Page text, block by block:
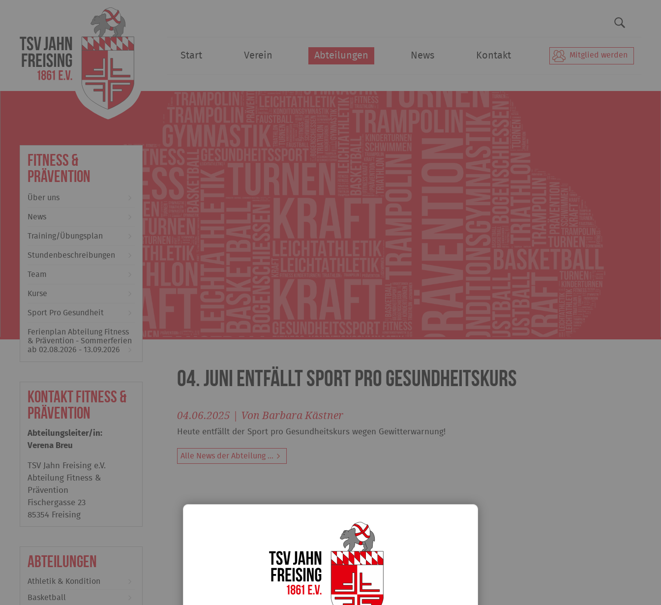
Start Verein Abteilungen News Kontakt Mitglied werden
Fitness &
Prävention
Über uns
News
Training/Übungsplan
Stundenbeschreibungen
Team
Kurse
Sport Pro Gesundheit
Ferienplan Abteilung Fitness
& Prävention - Sommerferien
ab 02.08.2026 - 13.09.2026
Kontakt Fitness &
Prävention
Abteilungsleiter/in:
Verena Breu
TSV Jahn Freising e.V.
Abteilung Fitness &
Prävention
Fischergasse 23
85354 Freising
Abteilungen
Athletik & Kondition
Basketball
04. Juni entfällt Sport Pro Gesundheitskurs
04.06.2025 | Von Barbara Kästner
Heute entfällt der Sport pro Gesundheitskurs wegen Gewitterwarnung!
Alle News der Abteilung ...